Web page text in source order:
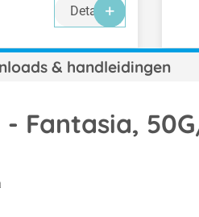
Details
& handleidingen
Fantasia,